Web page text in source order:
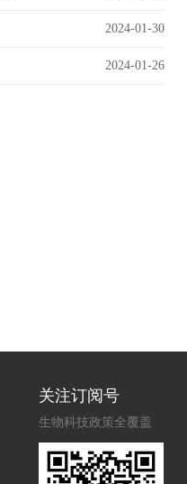
2024-01-30
2024-01-26
关注订阅号
生物科技政策全覆盖